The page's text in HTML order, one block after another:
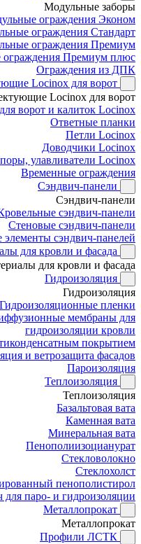
Модульные заборы
ограждения Эконом
ограждения Стандарт
ограждения Премиум
Премиум плюс
Ограждения из ДПК
Locinox для ворот
Locinox для ворот
ворот и калиток Locinox
Ответные планки
Петли Locinox
Доводчики Locinox
улавливатели Locinox
Временные ограждения
Сэндвич-панели
Сэндвич-панели
сэндвич-панели
Стеновые сэндвич-панели
сэндвич-панелей
для кровли и фасада
для кровли и фасада
Гидроизоляция
Гидроизоляция
Гидроизоляционные пленки
мембраны для
гидроизоляции кровли
покрытием
и ветрозащита фасадов
Пароизоляция
Теплоизоляция
Теплоизоляция
Базальтовая вата
Каменная вата
Минеральная вата
Пенополиизоцианурат
Стекловолокно
Стеклохолст
пенополистирол
для паро- и гидроизоляции
Металлопрокат
Металлопрокат
Профили ЛСТК